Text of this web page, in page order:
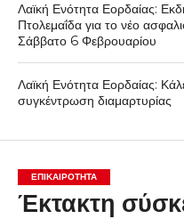
Λαϊκή Ενότητα Εορδαίας:
Πτολεμαΐδα για το νέο
Σάββατο 6 Φεβρουαρίου
Λαϊκή Ενότητα Εορδαίας:
συγκέντρωση διαμαρτυρίας
ΕΠΙΚΑΙΡΟΤΗΤΑ
Έκτακτη